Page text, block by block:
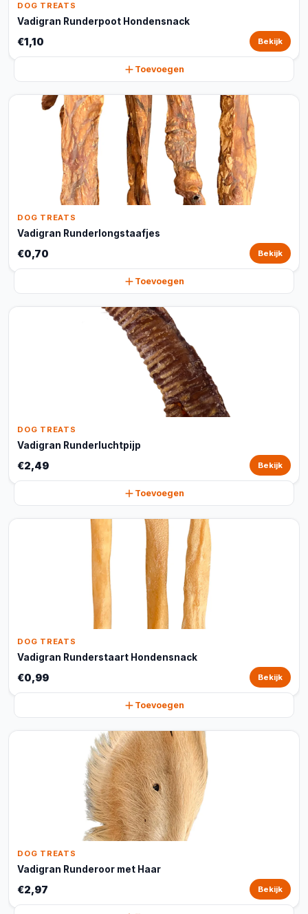
DOG TREATS
Vadigran Runderpoot Hondensnack
€1,10 Bekijk
Toevoegen
DOG TREATS
Vadigran Runderlongstaafjes
€0,70 Bekijk
Toevoegen
DOG TREATS
Vadigran Runderluchtpijp
€2,49 Bekijk
Toevoegen
DOG TREATS
Vadigran Runderstaart Hondensnack
€0,99 Bekijk
Toevoegen
DOG TREATS
Vadigran Runderoor met Haar
€2,97 Bekijk